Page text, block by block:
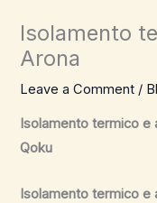
Isolamento
Arona
Leave a Comment /
Isolamento termico e
Qoku
Isolamento termico e